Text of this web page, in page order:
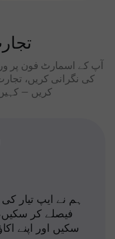
آپ کے اسمارٹ فون پر
کی نگرانی کریں،
کریں —
ہم نے ایپ تیار
فیصلے کر
سکیں اور اپنے